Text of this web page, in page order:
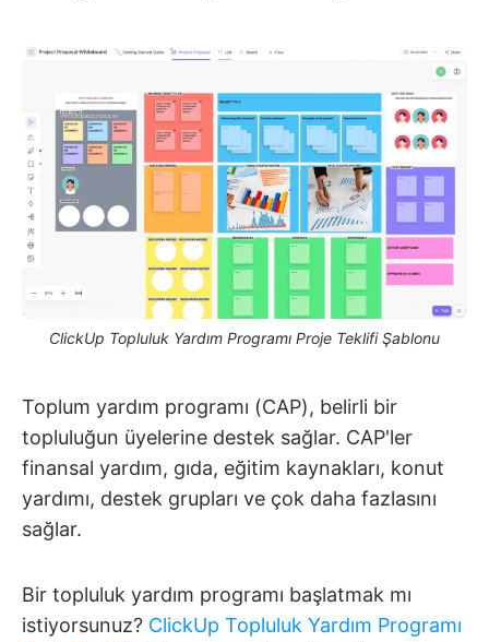
ClickUp Topluluk Yardım Programı Proje Teklifi Şablonu
Toplum yardım programı (CAP), belirli bir
topluluğun üyelerine destek sağlar. CAP'ler
finansal yardım, gıda, eğitim kaynakları, konut
yardımı, destek grupları ve çok daha fazlasını
sağlar.
Bir topluluk yardım programı başlatmak mı
istiyorsunuz? ClickUp Topluluk Yardım Programı